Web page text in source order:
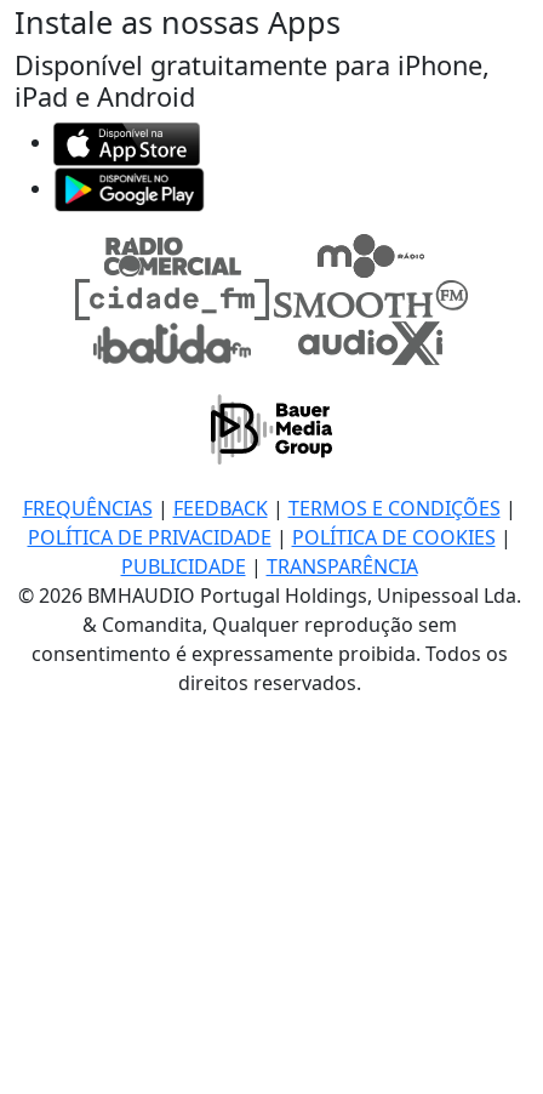
Instale as nossas Apps
Disponível gratuitamente para iPhone,
iPad e Android
FREQUÊNCIAS | FEEDBACK| TERMOS E CONDIÇÕES |
POLÍTICA DE PRIVACIDADE | POLÍTICA DE COOKIES |
PUBLICIDADE | TRANSPARÊNCIA
© 2026 BMHAUDIO Portugal Holdings, Unipessoal Lda.
& Comandita, Qualquer reprodução sem
consentimento é expressamente proibida. Todos os
direitos reservados.